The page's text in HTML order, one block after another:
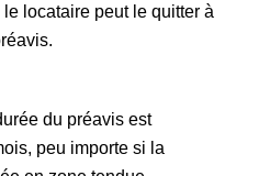
le locataire peut le quitter à
du préavis est
peu importe si la